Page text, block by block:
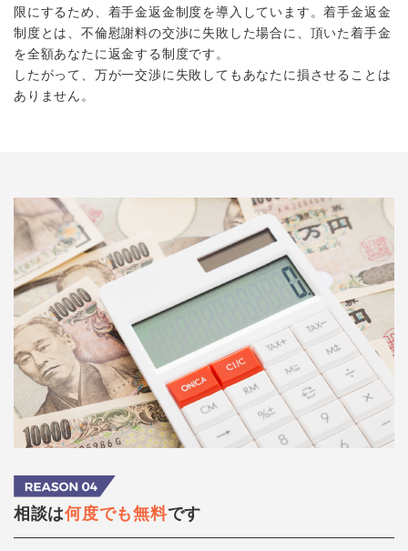
限にするため、着手金返金制度を導入しています。着手金返金
制度とは、不倫慰謝料の交渉に失敗した場合に、頂いた着手金
を全額あなたに返金する制度です。
したがって、万が一交渉に失敗してもあなたに損させることは
ありません。
相談は何度でも無料です